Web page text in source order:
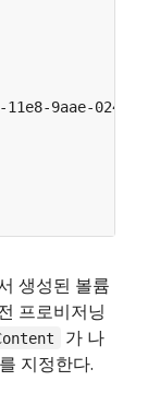
11e8-9aae-
생성된 볼륨
프로비저닝
가 나
지정한다.